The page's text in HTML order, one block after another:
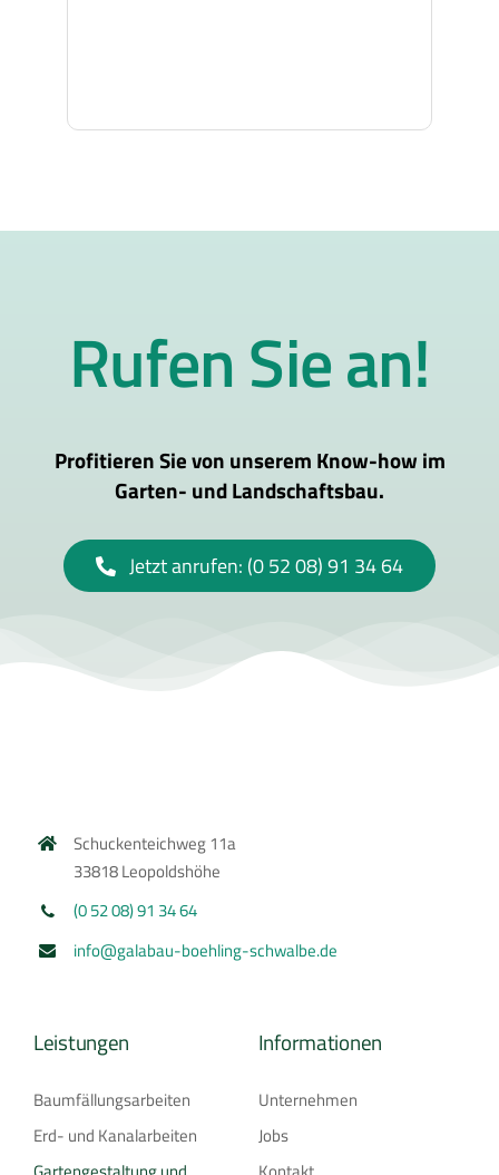
Rufen Sie an!
Profitieren Sie von unserem Know-how im
Garten- und Landschaftsbau.
Jetzt anrufen: (0 52 08) 91 34 64
Schuckenteichweg 11a
33818 Leopoldshöhe
(0 52 08) 91 34 64
info@galabau-boehling-schwalbe.de
Leistungen
Baumfällungsarbeiten
Erd- und Kanalarbeiten
Informationen
Unternehmen
Jobs